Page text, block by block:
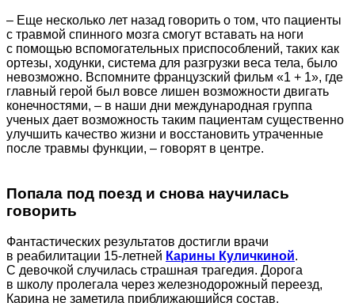
– Еще несколько лет назад говорить о том, что пациенты
с травмой спинного мозга смогут вставать на ноги
с помощью вспомогательных приспособлений, таких как
ортезы, ходунки, система для разгрузки веса тела, было
невозможно. Вспомните французский фильм «1 + 1», где
главный герой был вовсе лишен возможности двигать
конечностями, – в наши дни международная группа
ученых дает возможность таким пациентам существенно
улучшить качество жизни и восстановить утраченные
после травмы функции, – говорят в центре.
Попала под поезд и снова научилась
говорить
Фантастических результатов достигли врачи
в реабилитации 15-летней Карины Куличкиной.
С девочкой случилась страшная трагедия. Дорога
в школу пролегала через железнодорожный переезд,
Карина не заметила приближающийся состав.